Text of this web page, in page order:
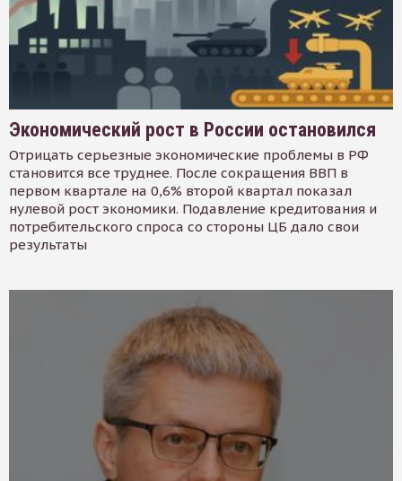
Экономический рост в России остановился
Отрицать серьезные экономические проблемы в РФ
становится все труднее. После сокращения ВВП в
первом квартале на 0,6% второй квартал показал
нулевой рост экономики. Подавление кредитования и
потребительского спроса со стороны ЦБ дало свои
результаты